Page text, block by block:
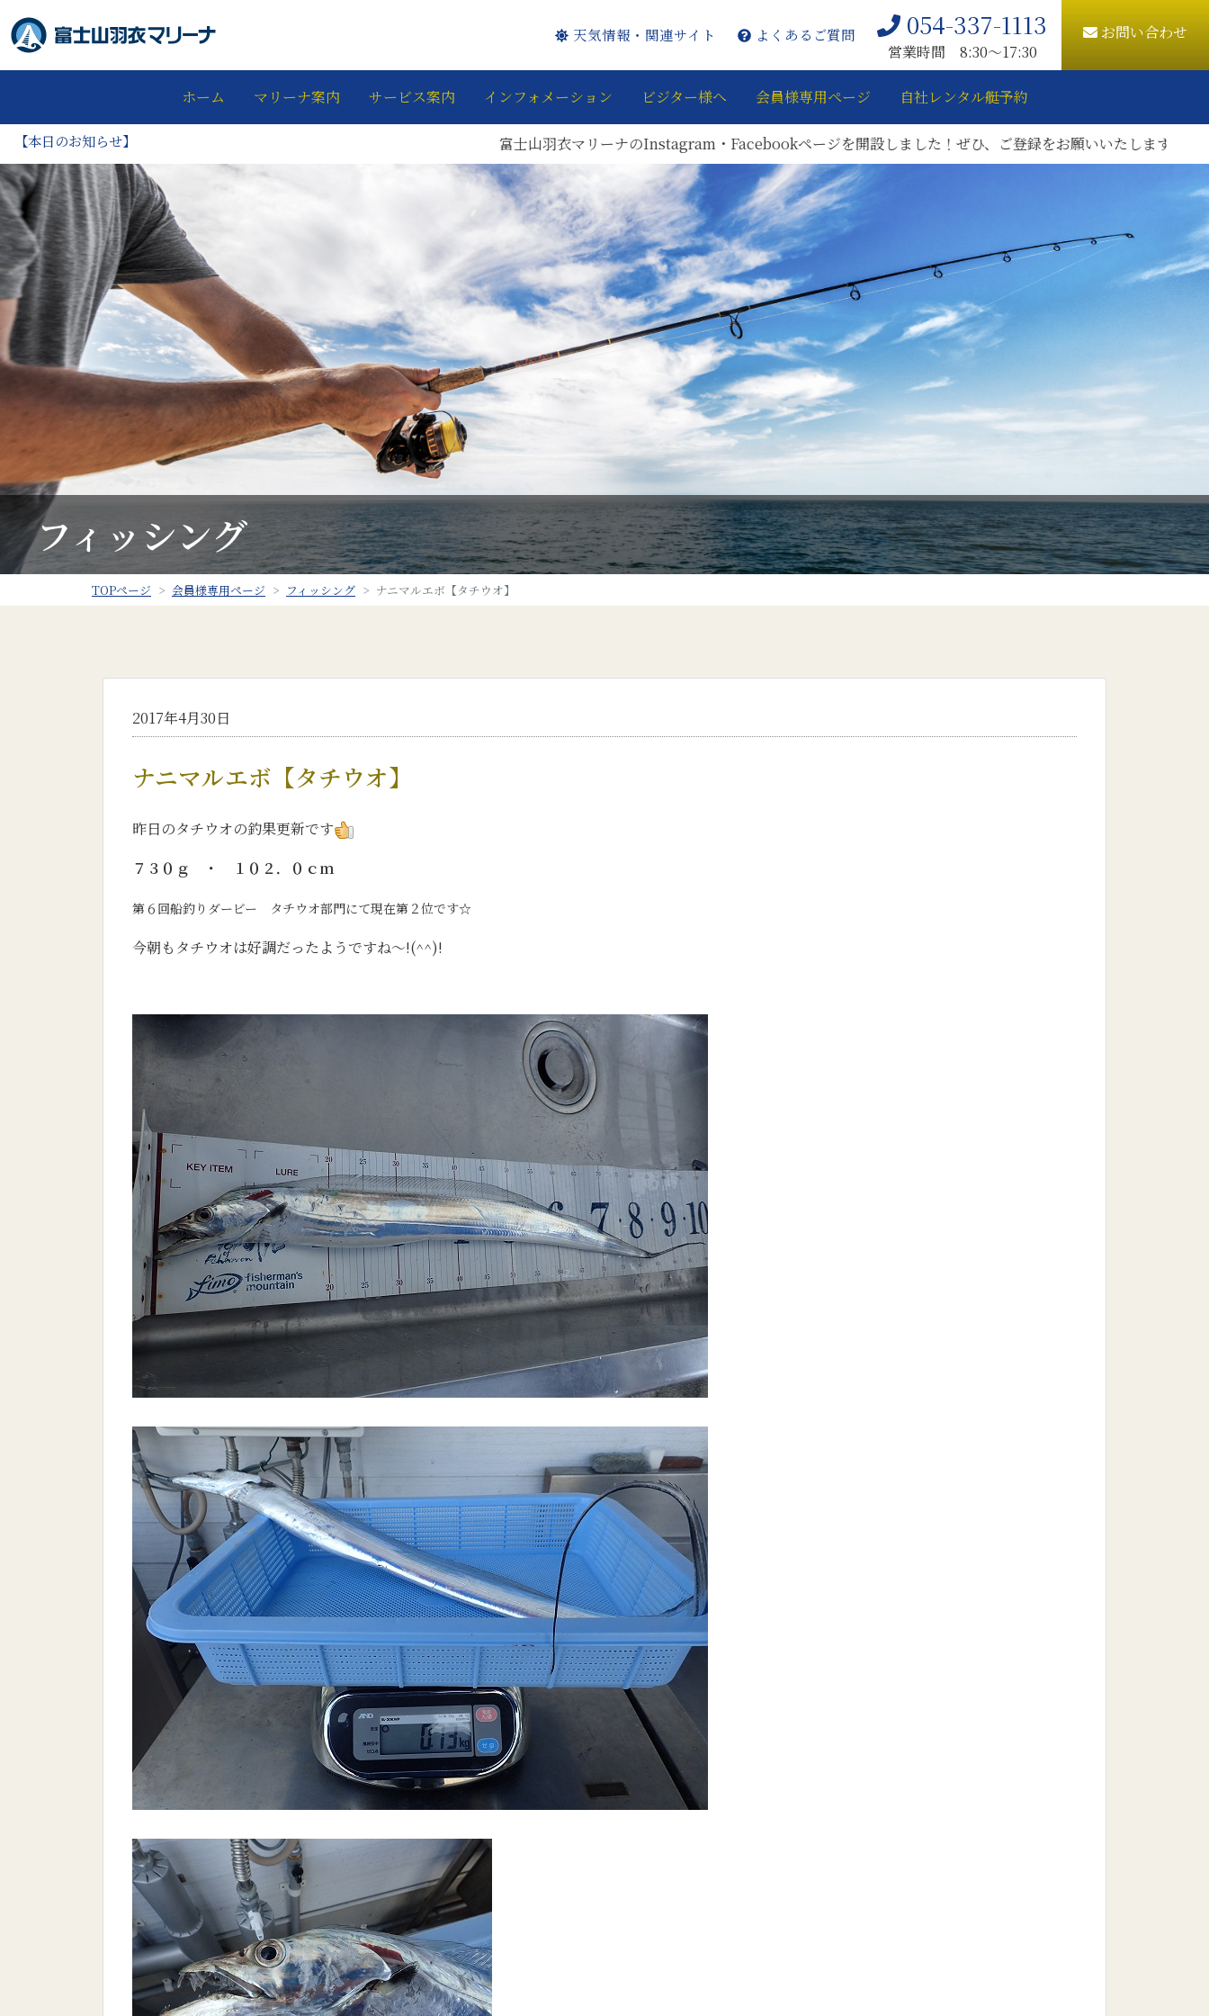
天気情報・関連サイト よくあるご質問 054-337-1113
営業時間 8:30〜17:30
お問い合わせ
ホーム マリーナ案内 サービス案内 インフォメーション ビジター様へ 会員様専用ページ 自社レンタル艇予約
【本日のお知らせ】 富士山羽衣マリーナのInstagram・Facebookページを開設しました！ぜひ、ご登録をお願いいたします。
フィッシング
TOPページ 会員様専用ページ フィッシング ナニマルエボ【タチウオ】
2017年4月30日
ナニマルエボ【タチウオ】
昨日のタチウオの釣果更新です
７３０ｇ ・ １０２．０ｃｍ
第６回船釣りダービー タチウオ部門にて現在第２位です☆
今朝もタチウオは好調だったようですね～!(^^)!